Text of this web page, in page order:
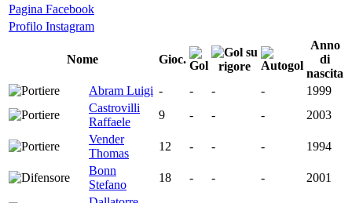
Pagina Facebook
Profilo Instagram
Nome Gioc.
Anno
di
nascita
Abram Luigi - - - -
1999
Castrovilli
Raffaele
9 - - -
2003
Vender
Thomas
12 - - -
1994
Bonn
Stefano
18 - - -
2001